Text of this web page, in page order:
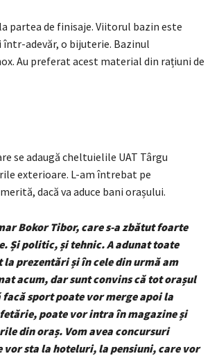
partea de finisaje. Viitorul bazin este
adevăr, o bijuterie. Bazinul
Au preferat acest material din rațiuni de
se adaugă cheltuielile UAT Târgu
exterioare. L-am întrebat pe
dacă va aduce bani orașului.
Bokor Tibor, care s-a zbătut foarte
Și politic, și tehnic. A adunat toate
prezentări și în cele din urmă am
acum, dar sunt convins că tot orașul
sport poate vor merge apoi la
poate vor intra în magazine și
din oraș. Vom avea concursuri
sta la hoteluri, la pensiuni, care vor